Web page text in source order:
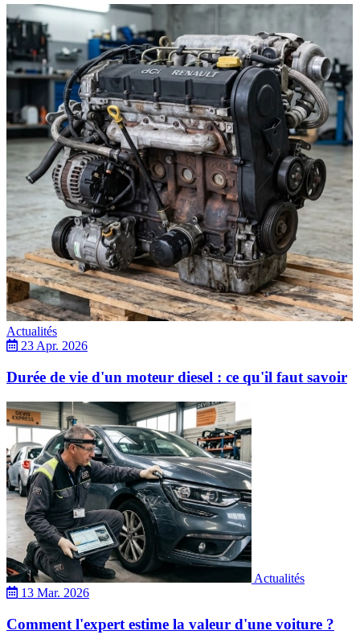
Actualités
23 Apr. 2026
Durée de vie d'un moteur diesel : ce qu'il faut savoir
Actualités
13 Mar. 2026
Comment l'expert estime la valeur d'une voiture ?